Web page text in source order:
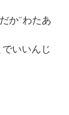
か”わたあ
でいいんじ